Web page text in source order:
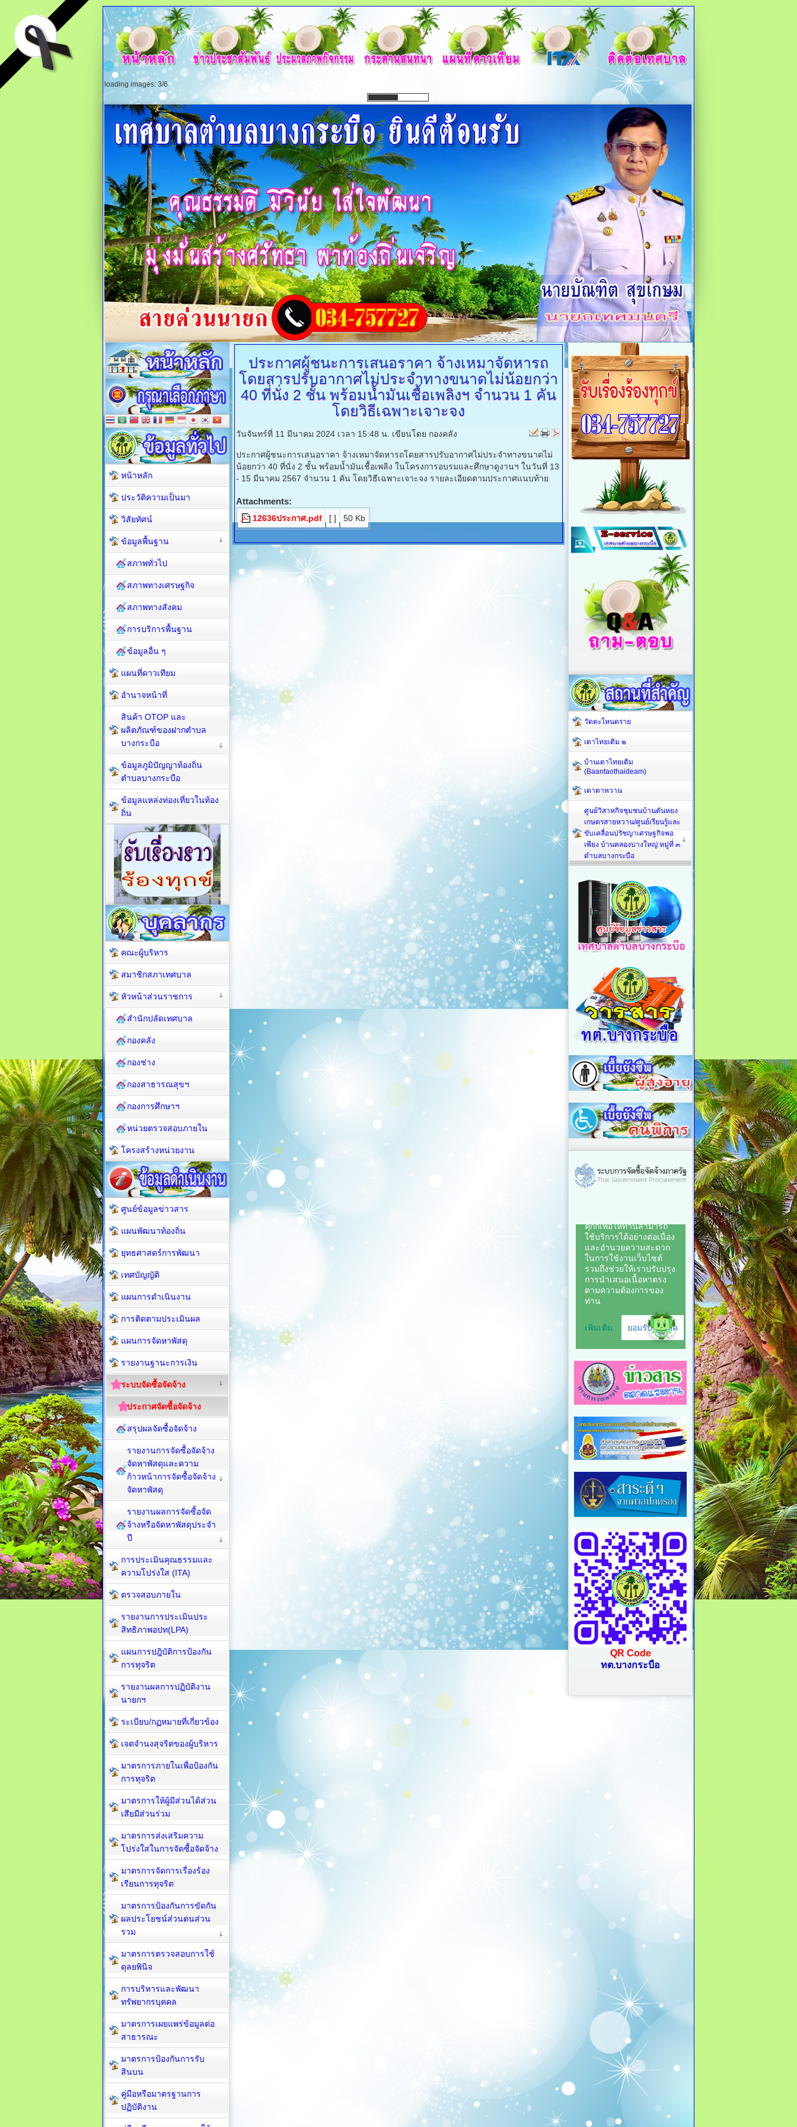
loading images: 3/6
ประกาศผู้ชนะการเสนอราคา จ้างเหมาจัดหารถ
โดยสารปรับอากาศไม่ประจำทางขนาดไม่น้อยกว่า
40 ที่นั่ง 2 ชั้น พร้อมน้ำมันเชื้อเพลิงฯ จำนวน 1 คัน
โดยวิธีเฉพาะเจาะจง
วันจันทร์ที่ 11 มีนาคม 2024 เวลา 15:48 น. เขียนโดย กองคลัง
ประกาศผู้ชนะการเสนอราคา จ้างเหมาจัดหารถโดยสารปรับอากาศไม่ประจำทางขนาดไม่
น้อยกว่า 40 ที่นั่ง 2 ชั้น พร้อมน้ำมันเชื้อเพลิง ในโครงการอบรมและศึกษาดูงานฯ ในวันที่ 13
- 15 มีนาคม 2567 จำนวน 1 คัน โดยวิธีเฉพาะเจาะจง รายละเอียดตามประกาศแนบท้าย
Attachments:
12636ประกาศ.pdf [ ] 50 Kb
หน้าหลัก
ประวัติความเป็นมา
วิสัยทัศน์
ข้อมูลพื้นฐาน
สภาพทั่วไป
สภาพทางเศรษฐกิจ
สภาพทางสังคม
การบริการพื้นฐาน
ข้อมูลอื่น ๆ
แผนที่ดาวเทียม
อำนาจหน้าที่
สินค้า OTOP และ
ผลิตภัณฑ์ของฝากตำบล
บางกระบือ
ข้อมูลภูมิปัญญาท้องถิ่น
ตำบลบางกระบือ
ข้อมูลแหล่งท่องเที่ยวในท้อง
ถิ่น
คณะผู้บริหาร
สมาชิกสภาเทศบาล
หัวหน้าส่วนราชการ
สำนักปลัดเทศบาล
กองคลัง
กองช่าง
กองสาธารณสุขฯ
กองการศึกษาฯ
หน่วยตรวจสอบภายใน
โครงสร้างหน่วยงาน
ศูนย์ข้อมูลข่าวสาร
แผนพัฒนาท้องถิ่น
ยุทธศาสตร์การพัฒนา
เทศบัญญัติ
แผนการดำเนินงาน
การติดตามประเมินผล
แผนการจัดหาพัสดุ
รายงานฐานะการเงิน
ระบบจัดซื้อจัดจ้าง
ประกาศจัดซื้อจัดจ้าง
สรุปผลจัดซื้อจัดจ้าง
รายงานการจัดซื้อจัดจ้าง
จัดหาพัสดุและความ
ก้าวหน้าการจัดซื้อจัดจ้าง
จัดหาพัสดุ
รายงานผลการจัดซื้อจัด
จ้างหรือจัดหาพัสดุประจำ
ปี
การประเมินคุณธรรมและ
ความโปร่งใส (ITA)
ตรวจสอบภายใน
รายงานการประเมินประ
สิทธิภาพอปท(LPA)
แผนการปฎิบัติการป้องกัน
การทุจริต
รายงานผลการปฏิบัติงาน
นายกฯ
ระเบียบ/กฏหมายที่เกี่ยวข้อง
เจตจำนงสุจริตของผู้บริหาร
มาตรการภายในเพื่อป้องกัน
การทุจริต​
มาตรการให้ผู้มีส่วนได้ส่วน
เสียมีส่วนร่วม
มาตรการส่งเสริมความ
โปร่งใสในการจัดซื้อจัดจ้าง
มาตรการจัดการเรื่องร้อง
เรียนการทุจริต
มาตรการป้องกันการขัดกัน
ผลประโยชน์ส่วนตนส่วน
รวม
มาตรการตรวจสอบการใช้
ดุลยพินิจ
การบริหารและพัฒนา
ทรัพยากรบุคคล
มาตรการเผยแพร่ข้อมูลต่อ
สาธารณะ
มาตรการป้องกันการรับ
สินบน
คู่มือหรือมาตรฐานการ
ปฏิบัติงาน
วัดตะโหนดราย
เตาไทยเดิม ๒
บ้านเตาไทยเดิม
(Baantaothaideam)
เตาตาหวาน
ศูนย์วิสาหกิจชุมชนบ้านตันหยง
เกษตรสายหวาน/ศูนย์เรียนรู้และ
ขับเคลื่อนปรัชญาเศรษฐกิจพอ
เพียง บ้านคลองบางใหญ่ หมู่ที่ ๓
ตำบลบางกระบือ
QR Code
ทต.บางกระบือ